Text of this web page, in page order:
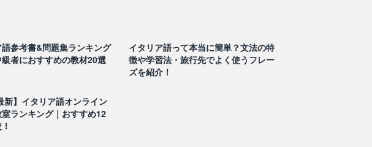
参考書&問題集ランキング
級者におすすめの教材20選
イタリア語って本当に簡単？文法の特
徴や学習法・旅行先でよく使うフレー
ズを紹介！
新】イタリア語オンライン
ランキング｜おすすめ12